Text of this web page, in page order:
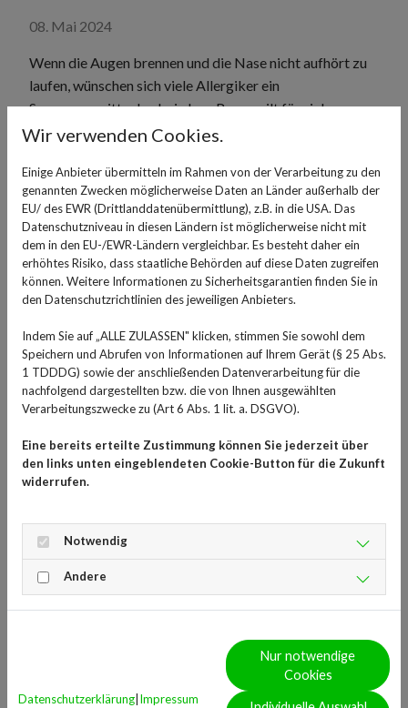
08. Mai 2024
Wenn die Augen brennen und die Nase nicht aufhört zu
laufen, wünschen sich viele Allergiker ein
Sommergewitter herbei, denn Regen gilt für viele
Allergiker als die große Erleichterung. Nach
frisch und Betroffene können wieder problemlos
draußen durchatmen. Doch manchmal fällt auf, dass es
kurz nach Regen und Sturm zu einer Verschlechterung
der Symptome kommt. Woran das liegt und wie man
dies verhindern kann.
Frische Luft nach
Sommergewitter?
Fünfzehn Prozent der erwachsenen Deutschen sind von
Heuschnupfen geplagt und es werden jährlich mehr.
nicht nur direkt, sondern auch indirekt, denn die
Pollensaison wird durch das wärmer werdende Wetter
immer länger. Nicht nur Pflanzen und Tiere sehnen sich
Regen, auch Allergiegeplagte freuen sich oft über einen
Schauer oder ein Sommergewitter, denn dass Regen die
Pollenbelastung in der Luft verringern soll, ist bekannt.
über eine Verschlechterung der Symptome klagen?
Wir verwenden Cookies.
Einige Anbieter übermitteln im Rahmen von der Verarbeitung zu den
genannten Zwecken möglicherweise Daten an Länder außerhalb der
EU/ des EWR (Drittlanddatenübermittlung), z.B. in die USA. Das
Datenschutzniveau in diesen Ländern ist möglicherweise nicht mit
dem in den EU-/EWR-Ländern vergleichbar. Es besteht daher ein
erhöhtes Risiko, dass staatliche Behörden auf diese Daten zugreifen
können. Weitere Informationen zu Sicherheitsgarantien finden Sie in
den Datenschutzrichtlinien des jeweiligen Anbieters.
Indem Sie auf „ALLE ZULASSEN" klicken, stimmen Sie sowohl dem
Speichern und Abrufen von Informationen auf Ihrem Gerät (§ 25 Abs.
1 TDDDG) sowie der anschließenden Datenverarbeitung für die
nachfolgend dargestellten bzw. die von Ihnen ausgewählten
Verarbeitungszwecke zu (Art 6 Abs. 1 lit. a. DSGVO).
Eine bereits erteilte Zustimmung können Sie jederzeit über
den links unten eingeblendeten Cookie-Button für die Zukunft
widerrufen.
Notwendig
Andere
Datenschutzerklärung Impressum
Nur notwendige
Cookies